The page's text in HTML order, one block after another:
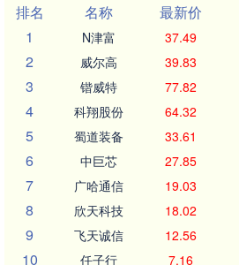
排名
名称 最新价
1
N津富 37.49
2 威尔高 39.83
3 锴威特 77.82
4 科翔股份 64.32
5 蜀道装备 33.61
6 中巨芯 27.85
7 广哈通信 19.03
8 欣天科技 18.02
9 飞天诚信 12.56
10 任子行 7.16